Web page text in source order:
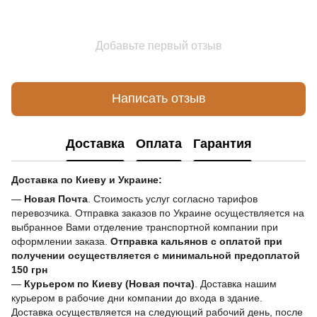
Добавьте первый отзыв
Написать отзыв
Доставка Оплата Гарантия
Доставка по Киеву и Украине:
— Новая Почта . Стоимость услуг согласно тарифов
перевозчика. Отправка заказов по Украине осуществляется на
выбранное Вами отделение транспортной компании при
оформлении заказа. Отправка кальянов с оплатой при
получении осуществляется с минимальной предоплатой
150 грн
— Курьером по Киеву (Новая почта) . Доставка нашим
курьером в рабочие дни компании до входа в здание.
Доставка осуществляется на следующий рабочий день, после